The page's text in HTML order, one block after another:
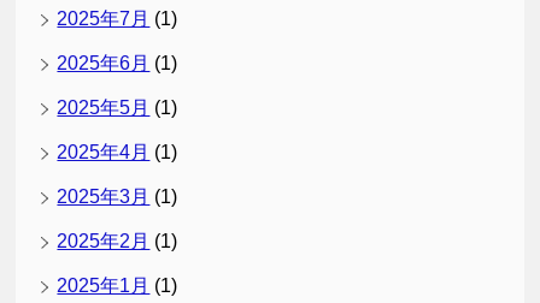
2025年7月 (1)
2025年6月 (1)
2025年5月 (1)
2025年4月 (1)
2025年3月 (1)
2025年2月 (1)
2025年1月 (1)